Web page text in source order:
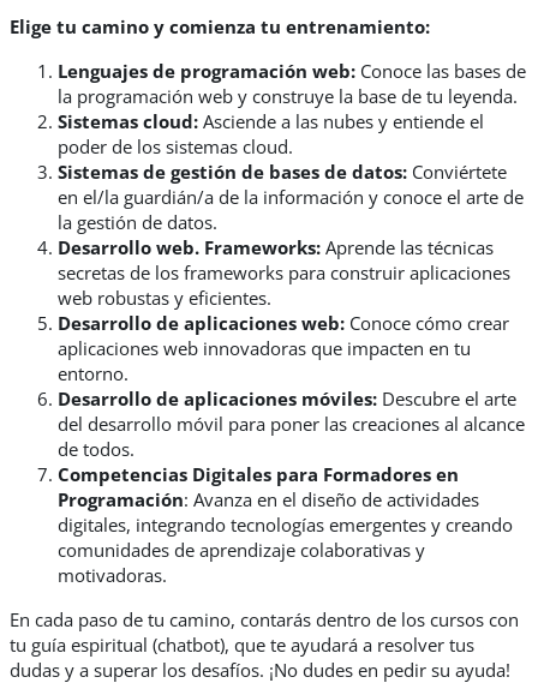
Elige tu camino y comienza tu entrenamiento:
Lenguajes de programación web: Conoce las bases de
la programación web y construye la base de tu leyenda.
Sistemas cloud: Asciende a las nubes y entiende el
poder de los sistemas cloud.
Sistemas de gestión de bases de datos: Conviértete
en el/la guardián/a de la información y conoce el arte de
la gestión de datos.
Desarrollo web. Frameworks: Aprende las técnicas
secretas de los frameworks para construir aplicaciones
web robustas y eficientes.
Desarrollo de aplicaciones web: Conoce cómo crear
aplicaciones web innovadoras que impacten en tu
entorno.
Desarrollo de aplicaciones móviles: Descubre el arte
del desarrollo móvil para poner las creaciones al alcance
de todos.
Competencias Digitales para Formadores en
Programación: Avanza en el diseño de actividades
digitales, integrando tecnologías emergentes y creando
comunidades de aprendizaje colaborativas y
motivadoras.
En cada paso de tu camino, contarás dentro de los cursos con
tu guía espiritual (chatbot), que te ayudará a resolver tus
dudas y a superar los desafíos. ¡No dudes en pedir su ayuda!